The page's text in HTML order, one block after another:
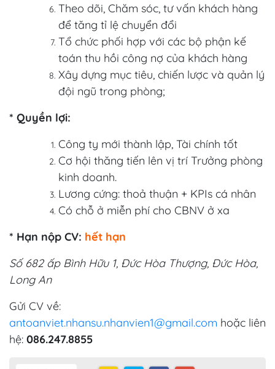
Theo dõi, Chăm sóc, tư vấn khách hàng
để tăng tỉ lệ chuyển đổi
Tổ chức phối hợp với các bộ phận kế
toán thu hồi công nợ của khách hàng
Xây dựng mục tiêu, chiến lược và quản lý
đội ngũ trong phòng;
* Quyền lợi:
Công ty mới thành lập, Tài chính tốt
Cơ hội thăng tiến lên vị trí Trưởng phòng
kinh doanh.
Lương cứng: thoả thuận + KPIs cá nhân
Có chỗ ở miễn phí cho CBNV ở xa
* Hạn nộp CV: hết hạn
Số 682 ấp Bình Hữu 1, Đức Hòa Thượng, Đức Hòa,
Long An
Gửi CV về:
antoanviet.nhansu.nhanvien1@gmail.com hoặc liên
hệ: 086.247.8855